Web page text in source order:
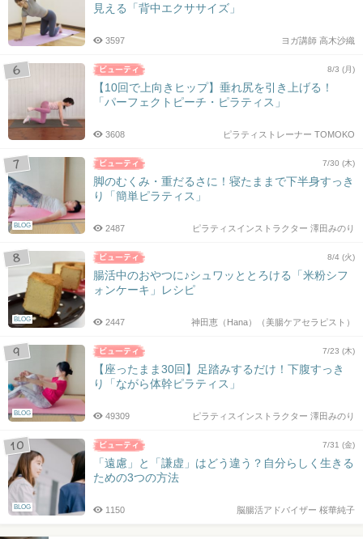
見える「背中エクササイズ」
ヨガ講師 高木沙織
3597
8/3 (月)
【10回で上向きヒップ】垂れ尻を引き上げる！
「パーフェクトピーチ・ピラティス」
ピラティストレーナー TOMOKO
3608
BLOG
7/30 (木)
脚のむくみ・重だるさに！寝たままで下半身すっき
り「簡単ピラティス」
ピラティスインストラクター 澤田みのり
2487
BLOG
8/4 (火)
腸活中のおやつに♪シュワッととろける「米粉シフ
ォンケーキ」レシピ
神田恵（Hana）（美腸ケアセラピスト）
2447
BLOG
7/23 (木)
【座ったまま30回】足踏みするだけ！下腹すっき
り「ながら体幹ピラティス」
ピラティスインストラクター 澤田みのり
49309
BLOG
7/31 (金)
「遠慮」と「謙虚」はどう違う？自分らしく生きる
ための3つの方法
脳腸活アドバイザー 桜華純子
1150